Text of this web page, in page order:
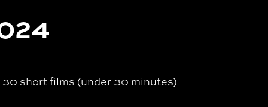
short films (under 30 minutes)